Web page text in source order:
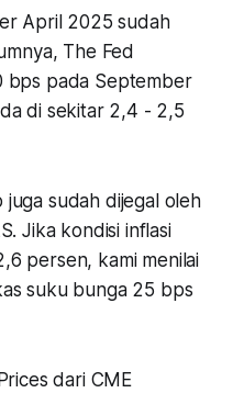
April 2025 sudah
The Fed
bps pada September
di sekitar 2,4 - 2,5
sudah dijegal oleh
Jika kondisi inflasi
persen, kami menilai
suku bunga 25 bps
dari CME